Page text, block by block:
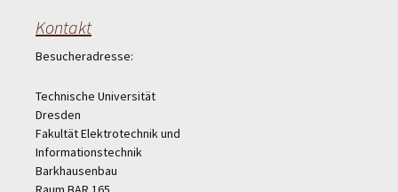
Kontakt
Besucheradresse:
Technische Universität
Dresden
Fakultät Elektrotechnik und
Informationstechnik
Barkhausenbau